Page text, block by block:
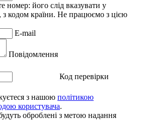
номер: його слід вказувати у
кодом країни. Не працюємо з цією
E-mail
Повідомлення
Код перевірки
з нашою політикою
користувача.
оброблені з метою надання